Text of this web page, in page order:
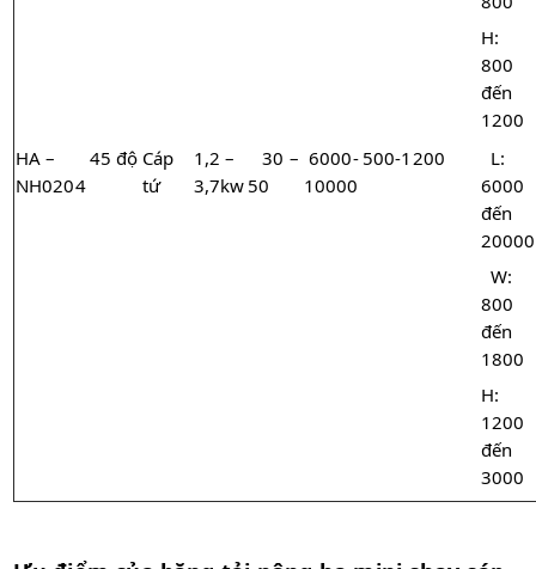
H:
800
đến
1200
HA –
NH0204
45 độ Cáp
tứ
1,2 –
3,7kw
30 –
50
6000-
10000
500-1200
L:
6000
đến
20000
W:
800
đến
1800
H:
1200
đến
3000